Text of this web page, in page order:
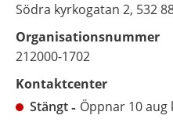
Södra kyrkogatan 2, 532
Organisationsnummer
212000-1702
Kontaktcenter
Stängt
Öppnar 10 aug